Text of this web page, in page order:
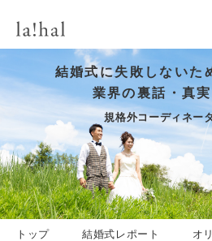
結婚式に失敗しないた
業界の裏話・真
規格外コーディネー
トップ 結婚式レポート オ